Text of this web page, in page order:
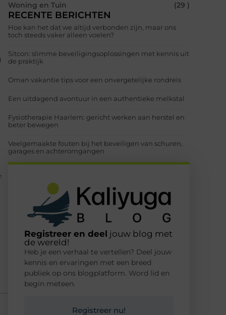
Woning en Tuin
(29 )
RECENTE BERICHTEN
Hoe kan het dat we altijd verbonden zijn, maar ons
toch steeds vaker alleen voelen?
Sitcon: slimme beveiligingsoplossingen met kennis uit
de praktijk
Oman vakantie tips voor een onvergetelijke rondreis
Een uitdagend avontuur in een authentieke melkstal
Fysiotherapie Haarlem: gericht werken aan herstel en
beter bewegen
Veelgemaakte fouten bij het beveiligen van schuren,
garages en achteromgangen
Registreer en deel jouw blog met
de wereld!
Heb je een verhaal te vertellen? Deel jouw
kennis en ervaringen met een breed
publiek op ons blogplatform. Word lid en
begin meteen.
Registreer nu!